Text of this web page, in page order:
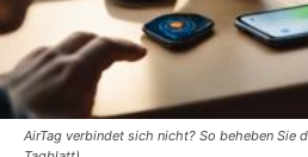
AirTag verbindet sich nicht? So beheben Sie